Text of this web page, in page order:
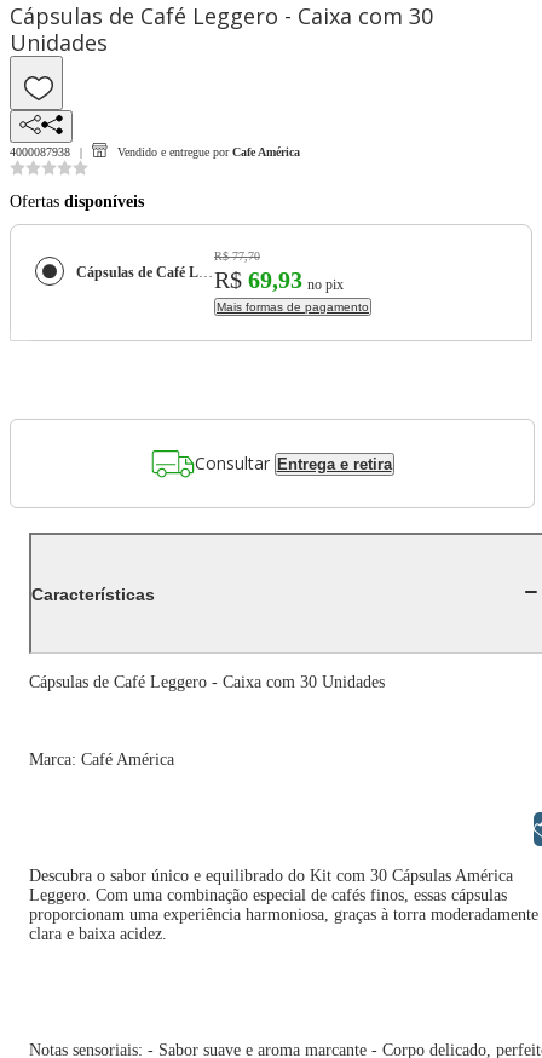
Cápsulas de Café Leggero - Caixa com 30
Unidades
4000087938 Vendido e entregue por Cafe América
Ofertas disponíveis
Cápsulas de Café Leggero - Caixa com 30 Unidades
R$ 77,70
R$ 69,93 no pix
Mais formas de pagamento
Consultar Entrega e retira
Características
Cápsulas de Café Leggero - Caixa com 30 Unidades
Marca: Café América
Descubra o sabor único e equilibrado do Kit com 30 Cápsulas América
Leggero. Com uma combinação especial de cafés finos, essas cápsulas
proporcionam uma experiência harmoniosa, graças à torra moderadamente
clara e baixa acidez.
Notas sensoriais: - Sabor suave e aroma marcante - Corpo delicado,